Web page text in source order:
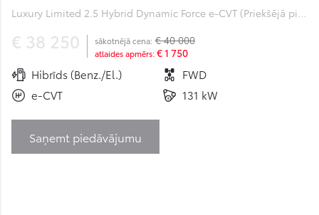
Luxury Limited 2.5 Hybrid Dynamic Force e-CVT (Priekšējā piedziņa) (131 kW)
€ 38 250 sākotnējā cena: € 40 000
atlaides apmērs: € 1 750
Hibrīds (Benz./El.)
FWD
e-CVT
131 kW
Saņemt piedāvājumu